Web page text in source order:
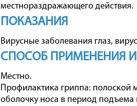
местнораздражающего действия.
ПОКАЗАНИЯ
Вирусные заболевания глаз,
СПОСОБ ПРИМЕНЕНИЯ
Местно.
Профилактика гриппа: полоской
оболочку носа в период